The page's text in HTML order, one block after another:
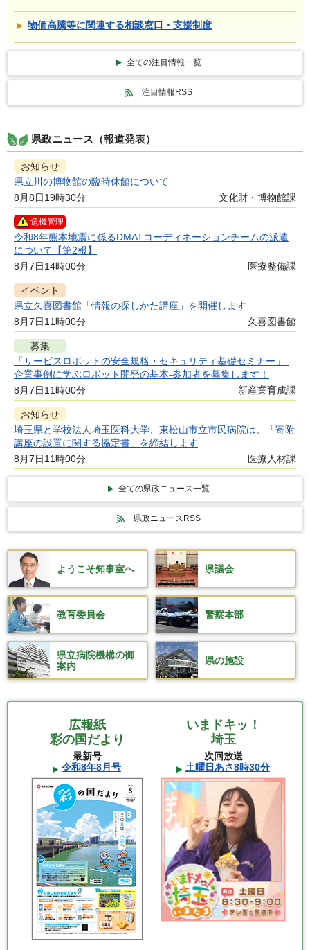
物価高騰等に関連する相談窓口・支援制度
全ての注目情報一覧
注目情報RSS
県政ニュース（報道発表）
お知らせ
県立川の博物館の臨時休館について
8月8日19時30分
文化財・博物館課
危機管理
令和8年熊本地震に係るDMATコーディネーションチームの派遣
について【第2報】
8月7日14時00分
医療整備課
イベント
県立久喜図書館「情報の探しかた講座」を開催します
8月7日11時00分
久喜図書館
募集
「サービスロボットの安全規格・セキュリティ基礎セミナー」-
企業事例に学ぶロボット開発の基本-参加者を募集します！
8月7日11時00分
新産業育成課
お知らせ
埼玉県と学校法人埼玉医科大学、東松山市立市民病院は、「寄附
講座の設置に関する協定書」を締結します
8月7日11時00分
医療人材課
全ての県政ニュース一覧
県政ニュースRSS
ようこそ知事室へ 県議会
教育委員会 警察本部
県立病院機構の御
案内
県の施設
広報紙
彩の国だより
最新号
令和8年8月号
いまドキッ！
埼玉
次回放送
土曜日あさ8時30分